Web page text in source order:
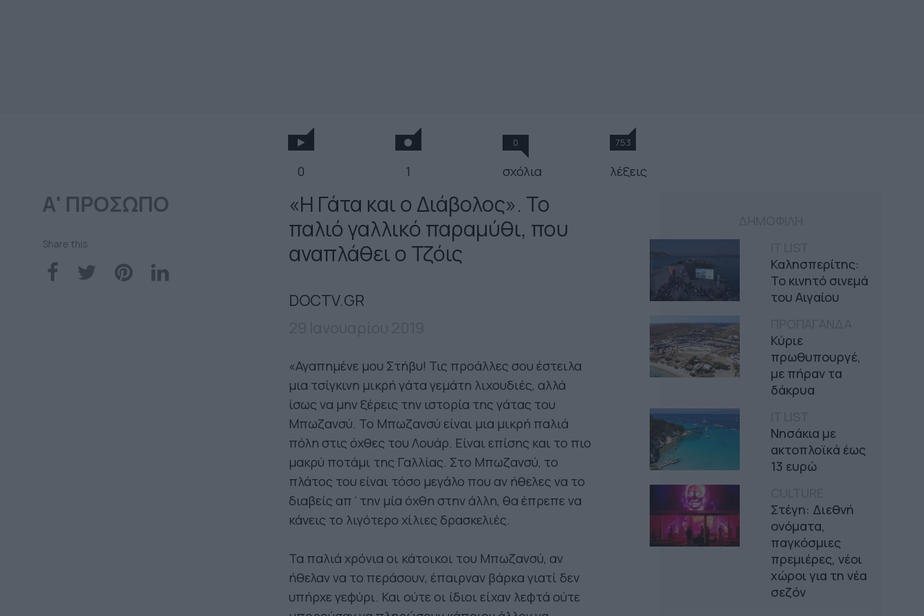
0 1
0
σχόλια
753
λέξεις
Α' ΠΡΟΣΩΠΟ
Share this
Καλησπερίτης:
Το κινητό σινεμά
του Αιγαίου
Κύριε
πρωθυπουργέ,
με πήραν τα
δάκρυα
Νησάκια με
ακτοπλοϊκά έως
13 ευρώ
Στέγη: Διεθνή
ονόματα,
παγκόσμιες
πρεμιέρες, νέοι
χώροι για τη νέα
σεζόν
«Η Γάτα και ο Διάβολος». To
παλιό γαλλικό παραμύθι, που
αναπλάθει ο Τζόις
DOCTV.GR
«Αγαπημένε μου Στήβυ! Τις προάλλες σου έστειλα
μια τσίγκινη μικρή γάτα γεμάτη λιχουδιές, αλλά
ίσως να μην ξέρεις την ιστορία της γάτας του
Μπωζανσύ. Το Μπωζανσύ είναι μια μικρή παλιά
πόλη στις όχθες του Λουάρ. Είναι επίσης και το πιο
μακρύ ποτάμι της Γαλλίας. Στο Μπωζανσύ, το
πλάτος του είναι τόσο μεγάλο που αν ήθελες να το
διαβείς απ΄την μία όχθη στην άλλη, θα έπρεπε να
κάνεις το λιγότερο χίλιες δρασκελιές.
Τα παλιά χρόνια οι κάτοικοι του Μπωζανσύ, αν
ήθελαν να το περάσουν, έπαιρναν βάρκα γιατί δεν
υπήρχε γεφύρι. Και ούτε οι ίδιοι είχαν λεφτά ούτε